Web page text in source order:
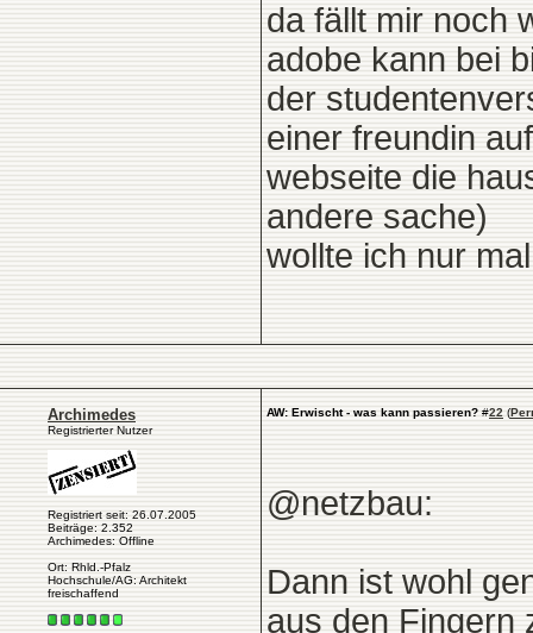
da fällt mir noch
adobe kann bei
der
einer freundin
webseite die
andere sache)
wollte ich nur
Archimedes
Registrierter Nutzer
Registriert seit: 26.07.2005
Beiträge: 2.352
Archimedes: Offline
Ort: Rhld.-Pfalz
Hochschule/AG: Architekt
freischaffend
AW: Erwischt - was kann passieren? #22 (
@netzbau:
Dann ist wohl
aus den Fingern